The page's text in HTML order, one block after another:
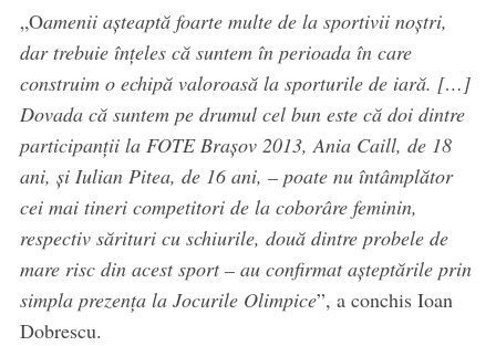
„Oamenii aşteaptă foarte multe de la sportivii noştri,
dar trebuie înţeles că suntem în perioada în care
construim o echipă valoroasă la sporturile de iară. […]
Dovada că suntem pe drumul cel bun este că doi dintre
participanţii la FOTE Braşov 2013, Ania Caill, de 18
ani, şi Iulian Pitea, de 16 ani, – poate nu întâmplător
cei mai tineri competitori de la coborâre feminin,
respectiv sărituri cu schiurile, două dintre probele de
mare risc din acest sport – au confirmat aşteptările prin
simpla prezenţa la Jocurile Olimpice”, a conchis Ioan
Dobrescu.